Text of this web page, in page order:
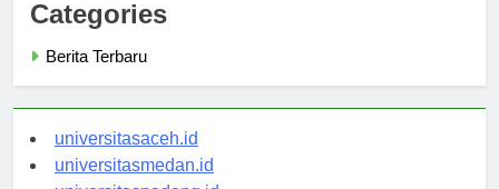
Categories
universitasaceh.id